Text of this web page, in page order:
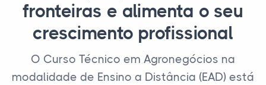
fronteiras e alimenta o seu
crescimento profissional
O Curso Técnico em Agronegócios na
modalidade de Ensino a Distância (EAD) está